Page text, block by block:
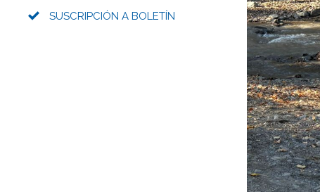
SUSCRIPCIÓN A BOLETÍN